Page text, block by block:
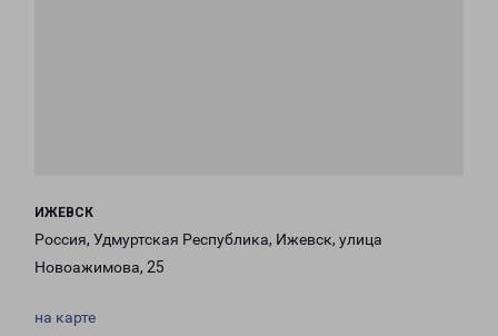
ИЖЕВСК
Россия, Удмуртская Республика, Ижевск, улица
Новоажимова, 25
на карте